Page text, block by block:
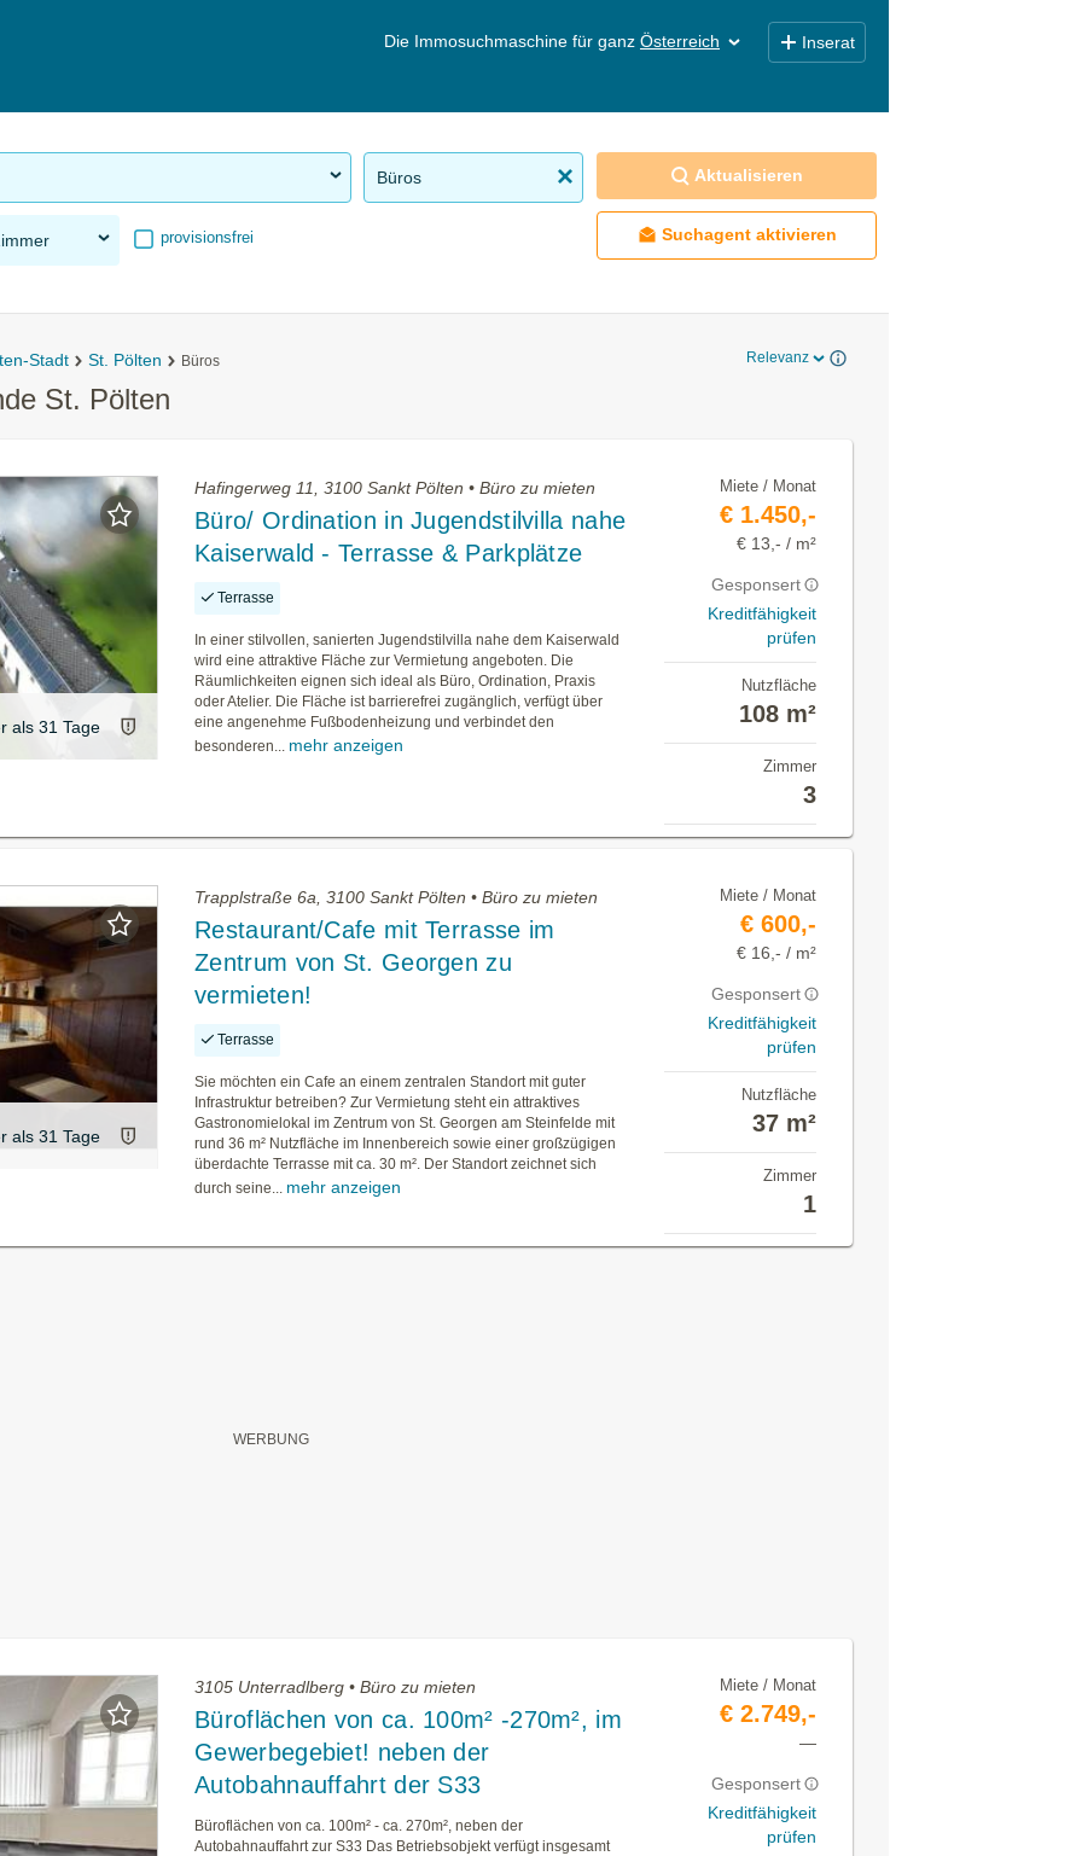
Die Immosuchmaschine für ganz Österreich Inserat
Büros
provisionsfrei
Aktualisieren
Suchagent aktivieren
Stadt St. Pölten Büros Relevanz
St. Pölten
als 31 Tage
Hafingerweg 11, 3100 Sankt Pölten • Büro zu mieten
Büro/ Ordination in Jugendstilvilla nahe
Kaiserwald - Terrasse & Parkplätze
Terrasse
In einer stilvollen, sanierten Jugendstilvilla nahe dem Kaiserwald
wird eine attraktive Fläche zur Vermietung angeboten. Die
Räumlichkeiten eignen sich ideal als Büro, Ordination, Praxis
oder Atelier. Die Fläche ist barrierefrei zugänglich, verfügt über
eine angenehme Fußbodenheizung und verbindet den
besonderen... mehr anzeigen
Miete / Monat
€ 1.450,-
€ 13,- / m²
Gesponsert
Kreditfähigkeit
prüfen
Nutzfläche
108 m²
Zimmer
3
als 31 Tage
Trapplstraße 6a, 3100 Sankt Pölten • Büro zu mieten
Restaurant/Cafe mit Terrasse im
Zentrum von St. Georgen zu
vermieten!
Terrasse
Sie möchten ein Cafe an einem zentralen Standort mit guter
Infrastruktur betreiben? Zur Vermietung steht ein attraktives
Gastronomielokal im Zentrum von St. Georgen am Steinfelde mit
rund 36 m² Nutzfläche im Innenbereich sowie einer großzügigen
überdachte Terrasse mit ca. 30 m². Der Standort zeichnet sich
durch seine... mehr anzeigen
Miete / Monat
€ 600,-
€ 16,- / m²
Gesponsert
Kreditfähigkeit
prüfen
Nutzfläche
37 m²
Zimmer
1
3105 Unterradlberg • Büro zu mieten
Büroflächen von ca. 100m² -270m², im
Gewerbegebiet! neben der
Autobahnauffahrt der S33
Büroflächen von ca. 100m² - ca. 270m², neben der
Autobahnauffahrt zur S33 Das Betriebsobjekt verfügt insgesamt
Miete / Monat
€ 2.749,-
—
Gesponsert
Kreditfähigkeit
prüfen